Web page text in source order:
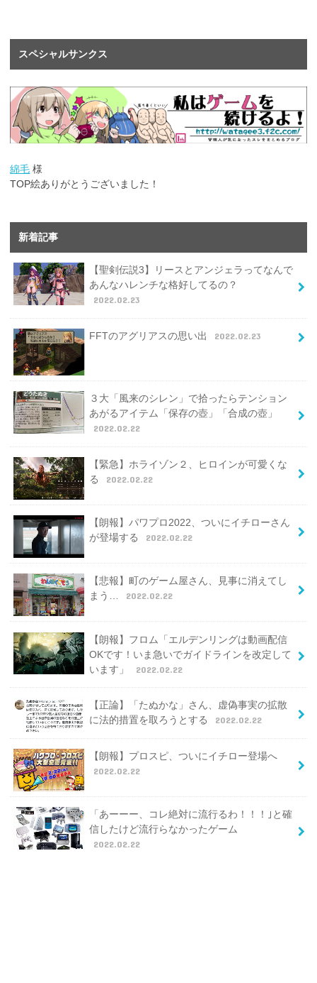
スペシャルサンクス
綿毛 様
TOP絵ありがとうございました！
新着記事
【聖剣伝説3】リースとアンジェラってなんで
あんなハレンチな格好してるの？
2022.02.23
FFTのアグリアスの思い出 2022.02.23
３大「風来のシレン」で拾ったらテンション
あがるアイテム「保存の壺」「合成の壺」
2022.02.22
【緊急】ホライゾン２、ヒロインが可愛くな
る
2022.02.22
【朗報】パワプロ2022、ついにイチローさん
が登場する
2022.02.22
【悲報】町のゲーム屋さん、見事に消えてし
まう…
2022.02.22
【朗報】フロム「エルデンリングは動画配信
OKです！いま急いでガイドラインを改定して
います」
2022.02.22
【正論】「たぬかな」さん、虚偽事実の拡散
に法的措置を取ろうとする
2022.02.22
【朗報】プロスピ、ついにイチロー登場へ
2022.02.22
「あーーー、コレ絶対に流行るわ！！！｣と確
信したけど流行らなかったゲーム
2022.02.22